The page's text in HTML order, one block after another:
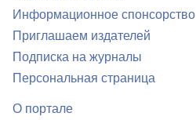
Информационное спонсорство
Приглашаем издателей
Подписка на журналы
Персональная страница
О портале